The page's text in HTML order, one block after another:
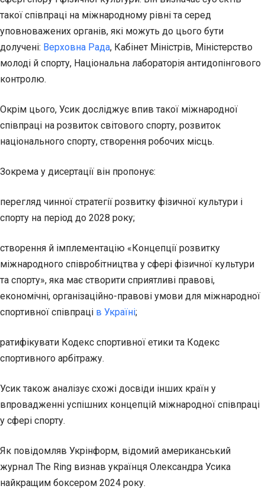
такої співпраці на міжнародному рівні та серед
уповноважених органів, які можуть до цього бути
долучені: Верховна Рада, Кабінет Міністрів, Міністерство
молоді й спорту, Національна лабораторія антидопінгового
контролю.
Окрім цього, Усик досліджує впив такої міжнародної
співпраці на розвиток світового спорту, розвиток
національного спорту, створення робочих місць.
Зокрема у дисертації він пропонує:
перегляд чинної стратегії розвитку фізичної культури і
спорту на період до 2028 року;
створення й імплементацію «Концепції розвитку
міжнародного співробітництва у сфері фізичної культури
та спорту», яка має створити сприятливі правові,
економічні, організаційно-правові умови для міжнародної
спортивної співпраці в Україні;
ратифікувати Кодекс спортивної етики та Кодекс
спортивного арбітражу.
Усик також аналізує схожі досвіди інших країн у
впровадженні успішних концепцій міжнародної співпраці
у сфері спорту.
Як повідомляв Укрінформ, відомий американський
журнал The Ring визнав українця Олександра Усика
найкращим боксером 2024 року.